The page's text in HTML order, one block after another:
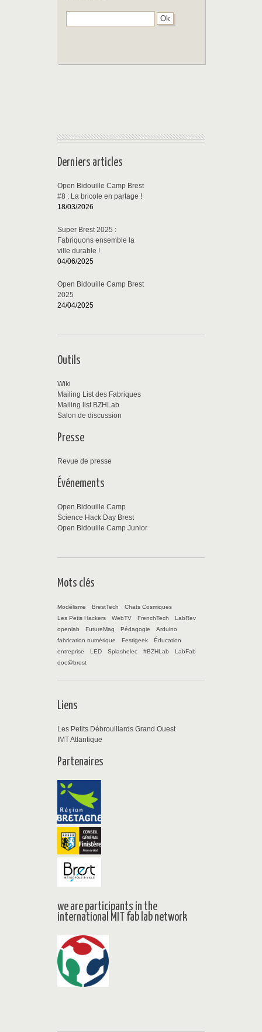
Derniers articles
Open Bidouille Camp Brest
#8 : La bricole en partage !
18/03/2026
Super Brest 2025 :
Fabriquons ensemble la
ville durable !
04/06/2025
Open Bidouille Camp Brest
2025
24/04/2025
Outils
Wiki
Mailing List des Fabriques
Mailing list BZHLab
Salon de discussion
Presse
Revue de presse
Événements
Open Bidouille Camp
Science Hack Day Brest
Open Bidouille Camp Junior
Mots clés
Modélisme BrestTech
Chats Cosmiques
Les Petis Hackers
WebTV FrenchTech
LabRev
openlab
FutureMag Pédagogie
Arduino
fabrication numérique
Festigeek
Éducation
entreprise
LED Splashelec #BZHLab
LabFab
doc@brest
Liens
Les Petits Débrouillards Grand Ouest
IMT Atlantique
Partenaires
we are participants in the
international MIT fab lab network